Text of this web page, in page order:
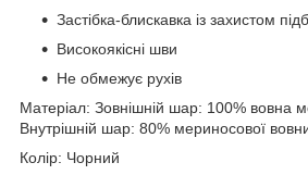
Застібка-блискавка із захистом
Високоякісні шви
Не обмежує рухів
Матеріал: Зовнішній шар: 100% вовна
Внутрішній шар: 80% мериносової
Колір: Чорний